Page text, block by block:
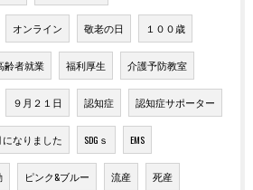
オンライン 敬老の日 １００歳
齢者就業 福利厚生 介護予防教室
９月２１日 認知症 認知症サポーター
になりました SDGｓ EMS
ピンク&ブルー 流産 死産